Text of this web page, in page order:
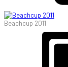
Beachcup 2011